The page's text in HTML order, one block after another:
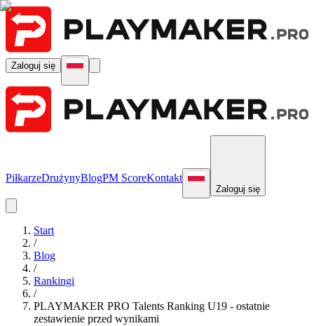
Zaloguj się
PiłkarzeDrużynyBlogPM ScoreKontakt
Zaloguj się
Start
/
Blog
/
Rankingi
/
PLAYMAKER PRO Talents Ranking U19 - ostatnie
zestawienie przed wynikami